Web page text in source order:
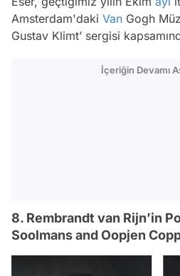
Amsterdam'daki Van Gogh
Gustav Klimt’ sergisi
İçeriğin Devamı
8. Rembrandt van Rijn’in
Soolmans and Oopjen